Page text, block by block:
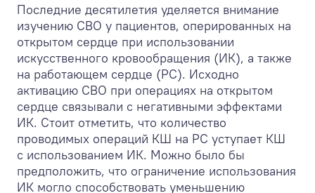
Последние десятилетия уделяется внимание
изучению СВО у пациентов, оперированных на
открытом сердце при использовании
искусственного кровообращения (ИК), а также
на работающем сердце (РС). Исходно
активацию СВО при операциях на открытом
сердце связывали с негативными эффектами
ИК. Стоит отметить, что количество
проводимых операций КШ на РС уступает КШ
с использованием ИК. Можно было бы
предположить, что ограничение использования
ИК могло способствовать уменьшению